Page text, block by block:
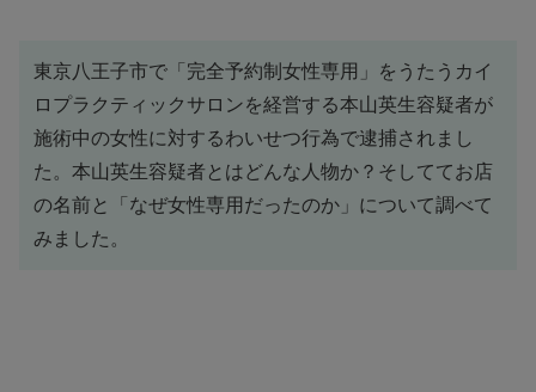
東京八王子市で「完全予約制女性専用」をうたうカイ
ロプラクティックサロンを経営する本山英生容疑者が
施術中の女性に対するわいせつ行為で逮捕されまし
た。本山英生容疑者とはどんな人物か？そしててお店
の名前と「なぜ女性専用だったのか」について調べて
みました。